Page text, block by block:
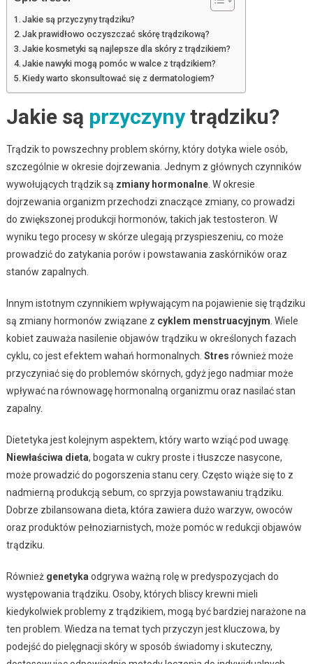
Jakie są przyczyny trądziku?
Jak prawidłowo oczyszczać skórę trądzikową?
Jakie kosmetyki są najlepsze dla skóry z trądzikiem?
Jakie nawyki mogą pomóc w walce z trądzikiem?
Kiedy warto skonsultować się z dermatologiem?
Jakie są przyczynytrądziku?
Trądzik to powszechny problem skórny, który dotyka wiele osób,
szczególnie w okresie dojrzewania. Jednym z głównych czynników
wywołujących trądzik są zmiany hormonalne. W okresie
dojrzewania organizm przechodzi znaczące zmiany, co prowadzi
do zwiększonej produkcji hormonów, takich jak testosteron. W
wyniku tego procesy w skórze ulegają przyspieszeniu, co może
prowadzić do zatykania porów i powstawania zaskórników oraz
stanów zapalnych.
Innym istotnym czynnikiem wpływającym na pojawienie się trądziku
są zmiany hormonów związane z cyklem menstruacyjnym . Wiele
kobiet zauważa nasilenie objawów trądziku w określonych fazach
cyklu, co jest efektem wahań hormonalnych. Stres również może
przyczyniać się do problemów skórnych, gdyż jego nadmiar może
wpływać na równowagę hormonalną organizmu oraz nasilać stan
zapalny.
Dietetyka jest kolejnym aspektem, który warto wziąć pod uwagę.
Niewłaściwa dieta, bogata w cukry proste i tłuszcze nasycone,
może prowadzić do pogorszenia stanu cery. Często wiąże się to z
nadmierną produkcją sebum, co sprzyja powstawaniu trądziku.
Dobrze zbilansowana dieta, która zawiera dużo warzyw, owoców
oraz produktów pełnoziarnistych, może pomóc w redukcji objawów
trądziku.
Również genetyka odgrywa ważną rolę w predyspozycjach do
występowania trądziku. Osoby, których bliscy krewni mieli
kiedykolwiek problemy z trądzikiem, mogą być bardziej narażone na
ten problem. Wiedza na temat tych przyczyn jest kluczowa, by
podejść do pielęgnacji skóry w sposób świadomy i skuteczny,